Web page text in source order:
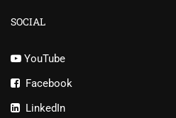
SOCIAL
YouTube
Facebook
LinkedIn